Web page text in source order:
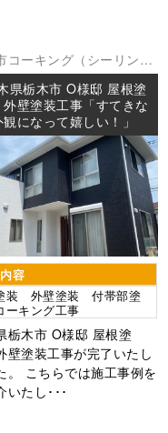
コーキング（シーリング
装屋根塗装防水工事
県栃木市 O様邸 屋根塗
外壁塗装工事「すてきな
観になって嬉しい！」
容
装 外壁塗装 付帯部塗
キング工事
栃木市 O様邸 屋根塗
壁塗装工事が完了いたし
。 こちらでは施工事例を
いたし･･･